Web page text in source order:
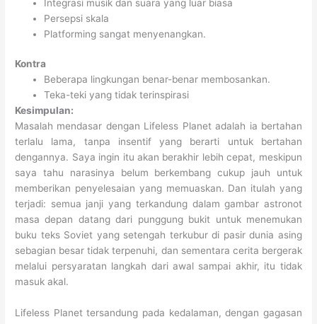
Integrasi musik dan suara yang luar biasa
Persepsi skala
Platforming sangat menyenangkan.
Kontra
Beberapa lingkungan benar-benar membosankan.
Teka-teki yang tidak terinspirasi
Kesimpulan:
Masalah mendasar dengan Lifeless Planet adalah ia bertahan
terlalu lama, tanpa insentif yang berarti untuk bertahan
dengannya. Saya ingin itu akan berakhir lebih cepat, meskipun
saya tahu narasinya belum berkembang cukup jauh untuk
memberikan penyelesaian yang memuaskan. Dan itulah yang
terjadi: semua janji yang terkandung dalam gambar astronot
masa depan datang dari punggung bukit untuk menemukan
buku teks Soviet yang setengah terkubur di pasir dunia asing
sebagian besar tidak terpenuhi, dan sementara cerita bergerak
melalui persyaratan langkah dari awal sampai akhir, itu tidak
masuk akal.
Lifeless Planet tersandung pada kedalaman, dengan gagasan